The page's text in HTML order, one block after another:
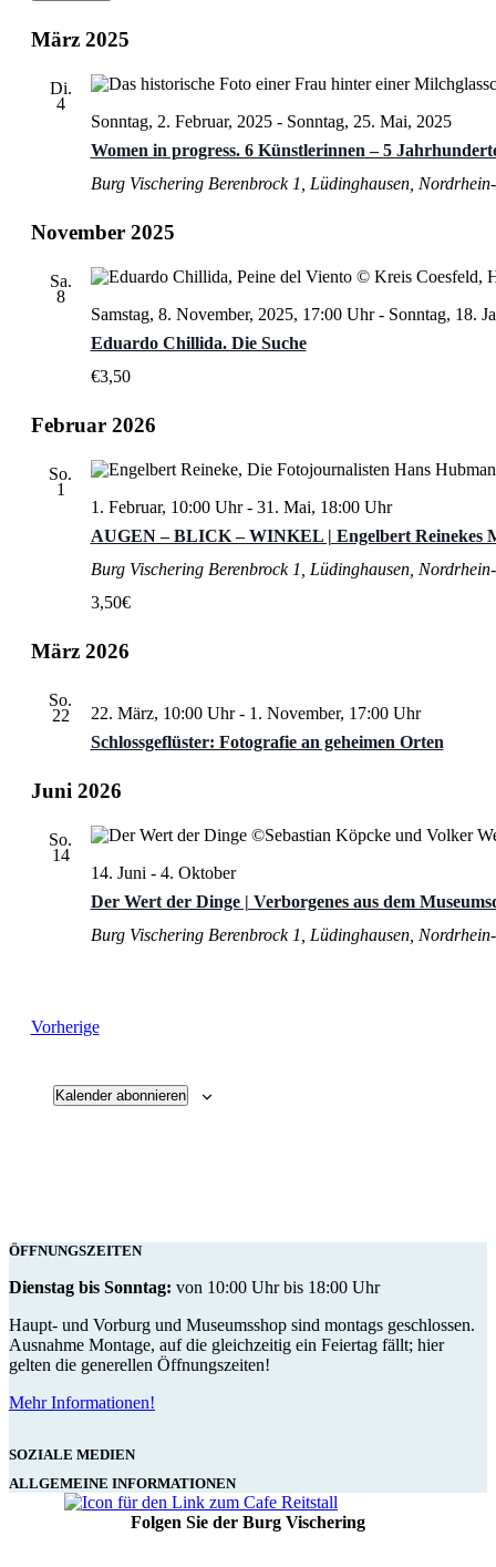
wählen.
März 2025
Di.
4
Women in progress. 6 Künstlerinnen – 5
Sonntag, 2. Februar, 2025- Sonntag, 25. Mai, 2025
Burg Vischering Berenbrock 1, Lüdinghausen,
November 2025
Sa.
8
Eduardo Chillida. Die Suche
Samstag, 8. November, 2025, 17:00 Uhr- Sonntag, 18.
€3,50
Februar 2026
So.
1
AUGEN – BLICK – WINKEL | Engelbert Reinekes
1. Februar, 10:00 Uhr- 31. Mai, 18:00 Uhr
Burg Vischering Berenbrock 1, Lüdinghausen,
3,50€
März 2026
So.
22
Schlossgeflüster: Fotografie an geheimen Orten
22. März, 10:00 Uhr- 1. November, 17:00 Uhr
Juni 2026
So.
14
Der Wert der Dinge | Verborgenes aus dem
14. Juni - 4. Oktober
Burg Vischering Berenbrock 1, Lüdinghausen,
VorherigeVeranstaltungen
Kalender abonnieren
ÖFFNUNGSZEITEN
Dienstag bis Sonntag: von 10:00 Uhr bis 18:00 Uhr
Haupt- und Vorburg und Museumsshop sind montags geschlossen.
Ausnahme Montage, auf die gleichzeitig ein Feiertag fällt; hier
gelten die generellen Öffnungszeiten!
Mehr Informationen!
SOZIALE MEDIEN
ALLGEMEINE INFORMATIONEN
Folgen Sie der Burg Vischering